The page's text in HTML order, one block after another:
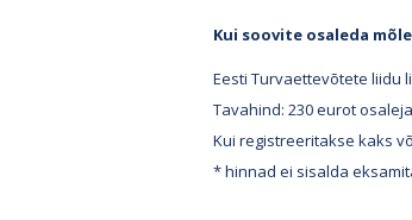
Kui soovite osaleda
Eesti Turvaettevõtete liidu
Tavahind: 230 eurot
Kui registreeritakse kaks
* hinnad ei sisalda